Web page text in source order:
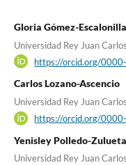
Gloria Gómez-Escalonilla
Universidad Rey Juan Carlos
https://orcid.org/
Carlos Lozano-Ascencio
Universidad Rey Juan Carlos
https://orcid.org/
Yenisley Polledo-Zulueta
Universidad Rey Juan Carlos